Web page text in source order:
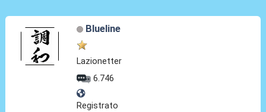
Blueline
Lazionetter
6.746
Registrato